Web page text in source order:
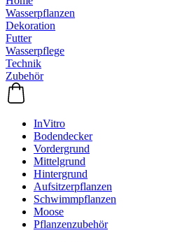
Wasserpflanzen
Dekoration
Futter
Wasserpflege
Technik
Zubehör
InVitro
Bodendecker
Vordergrund
Mittelgrund
Hintergrund
Aufsitzerpflanzen
Schwimmpflanzen
Moose
Pflanzenzubehör